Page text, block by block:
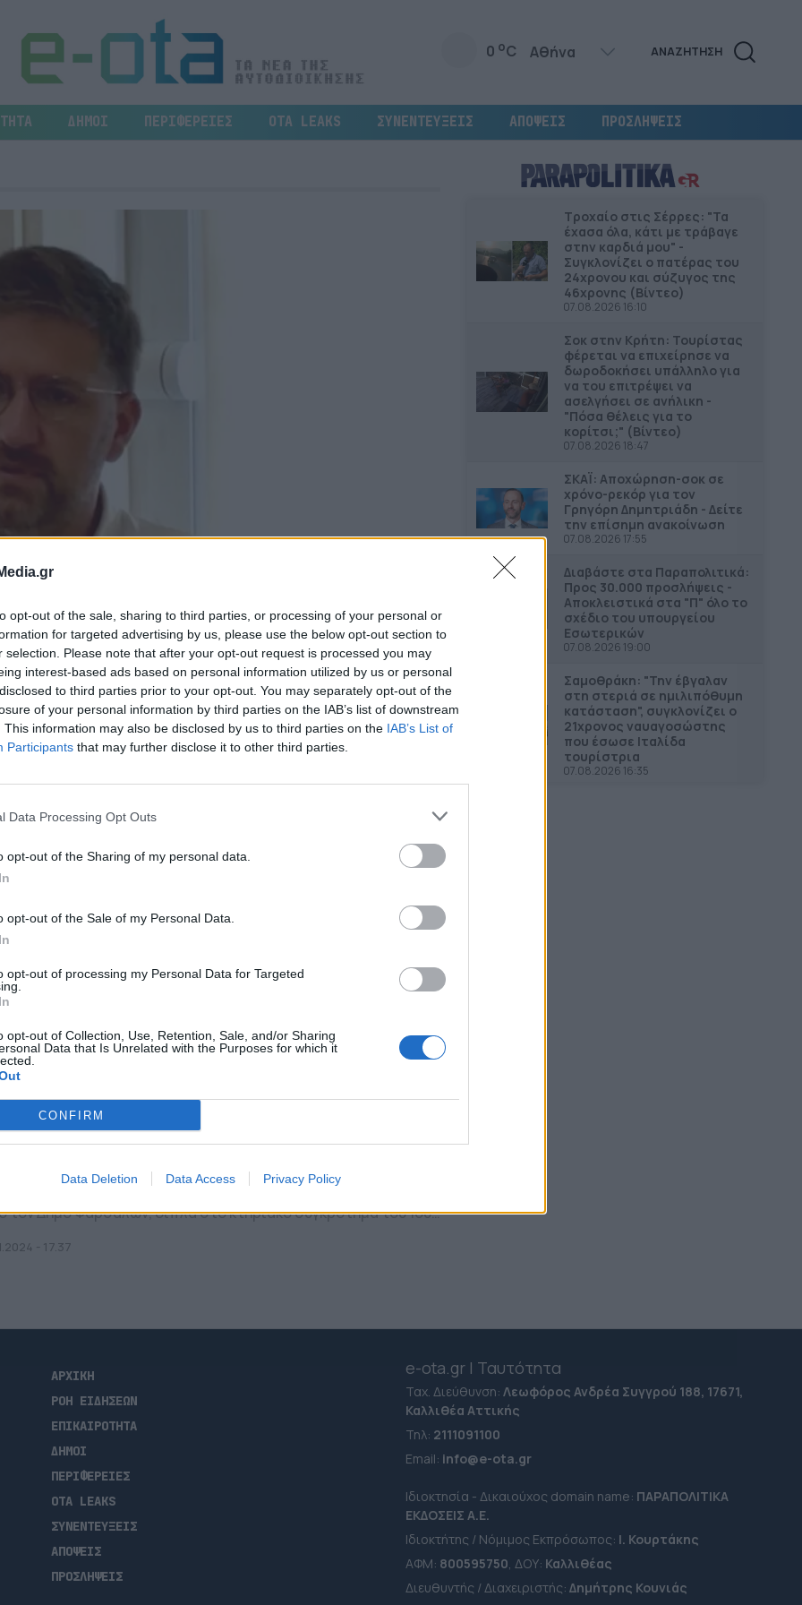
opt-out of the sale, sharing to third parties, or processing of your personal or
for targeted advertising by us, please use the below opt-out section to
selection. Please note that after your opt-out request is processed you may
interest-based ads based on personal information utilized by us or personal
to third parties prior to your opt-out. You may separately opt-out of the
of your personal information by third parties on the IAB’s list of downstream
This information may also be disclosed by us to third parties on the IAB’s List of
Participants that may further disclose it to other third parties.
Data Processing Opt Outs
opt-out of the Sharing of my personal data.
opt-out of the Sale of my Personal Data.
opt-out of processing my Personal Data for Targeted
opt-out of Collection, Use, Retention, Sale, and/or Sharing
Data that Is Unrelated with the Purposes for which it
CONFIRM
Data Deletion Data Access Privacy Policy
0 oC ΑΝΑΖΗΤΗΣΗ
ΔΗΜΟΙ ΠΕΡΙΦΕΡΕΙΕΣ OTA LEAKS ΣΥΝΕΝΤΕΥΞΕΙΣ ΑΠΟΨΕΙΣ ΠΡΟΣΛΗΨΕΙΣ
σταθμός
Βρεφονηπιακό Σταθμό
λειτουργεί πλέον ο Β’ Δημοτικός Βρεφονηπιακός Σταθμός
Το νέο Βρεφικό τμήμα διαθέτει όλες τις τεχνικές
που απαιτεί η νομοθεσία και περιλαμβάνει
απασχόλησης βρεφών, αίθουσα ύπνου βρεφών, χώρο
και λουτρού βρεφών και χώρο παρασκευής γάλακτος.
Τρίτη 16 Σεπτεμβρίου […]
- 18.08
οι εργασίες για την ανέγερση
Βρεφικού Σταθμού στο Δήμο
τον Δήμο Φαρσάλων, δίπλα στο κτηριακό συγκρότημα του 1ου
- 17.37
Τροχαίο στις Σέρρες: "Τα
έχασα όλα, κάτι με τράβαγε
στην καρδιά μου" -
Συγκλονίζει ο πατέρας του
24χρονου και σύζυγος της
46χρονης (Βίντεο)
07.08.2026 16:10
Σοκ στην Κρήτη: Τουρίστας
φέρεται να επιχείρησε να
δωροδοκήσει υπάλληλο για
να του επιτρέψει να
ασελγήσει σε ανήλικη -
"Πόσα θέλεις για το
κορίτσι;" (Βίντεο)
07.08.2026 18:47
ΣΚΑΪ: Αποχώρηση-σοκ σε
χρόνο-ρεκόρ για τον
Γρηγόρη Δημητριάδη - Δείτε
την επίσημη ανακοίνωση
07.08.2026 17:55
Διαβάστε στα Παραπολιτικά:
Προς 30.000 προσλήψεις -
Αποκλειστικά στα "Π" όλο το
σχέδιο του υπουργείου
Εσωτερικών
07.08.2026 19:00
Σαμοθράκη: "Την έβγαλαν
στη στεριά σε ημιλιπόθυμη
κατάσταση", συγκλονίζει ο
21χρονος ναυαγοσώστης
που έσωσε Ιταλίδα
τουρίστρια
07.08.2026 16:35
ΑΡΧΙΚΗ
ΡΟΗ ΕΙΔΗΣΕΩΝ
ΕΠΙΚΑΙΡΟΤΗΤΑ
ΔΗΜΟΙ
ΠΕΡΙΦΕΡΕΙΕΣ
OTA LEAKS
ΣΥΝΕΝΤΕΥΞΕΙΣ
ΑΠΟΨΕΙΣ
ΠΡΟΣΛΗΨΕΙΣ
e-ota.gr | Ταυτότητα
Ταχ. Διεύθυνση:Λεωφόρος Ανδρέα Συγγρού 188, 17671,
Καλλιθέα Αττικής
Τηλ: 2111091100
Εmail: info@e-ota.gr
Ιδιοκτησία - Δικαιούχος domain name: ΠΑΡΑΠΟΛΙΤΙΚΑ
ΕΚΔΟΣΕΙΣ A.E.
Ιδιοκτήτης / Νόμιμος Εκπρόσωπος: Ι. Κουρτάκης
ΑΦΜ: 800595750, ΔΟΥ: Καλλιθέας
Διευθυντής / Διαχειριστής:Δημήτρης Κουνιάς